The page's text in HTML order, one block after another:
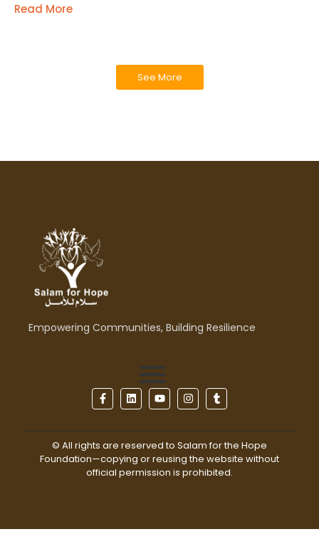
Read More
See More
Empowering Communities, Building Resilience
© All rights are reserved to Salam for the Hope
Foundation—copying or reusing the website without
official permission is prohibited.